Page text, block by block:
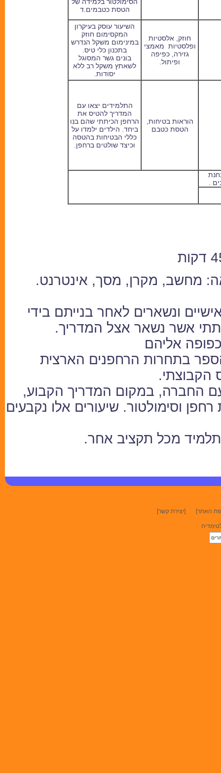
הטסת כטבמים.ד
חוזק, אלסטיות
ופלסטיות מאמצי
גזירה, כפיפה
ופיתול.
השיעור עוסק בעיקרון
המקסימום חוזק
במינימום משקל הנדרש
בתכנון כלי טיס.
בונים גשר המסוגל
לשאתץ משקל רב ללא
יסודות.
הוראות בטיחות,
הטסת כטבם
התלמידים יצאו עם
המדריך להטיס את
הרחפן הכיתתי שהם בנו
ביחד. הילדים ילמדו על
כללי הבטיחות בהטסה
וכיצד שולטים ברחפן.
.
מחשב, מקרן, מסך, אינטרנט.
ונשארים לאחר בנייתם בידי
אשר נשאר אצל המדריך.
אליהם
בתחרות הרחפנים הארצית
הקבוצתי.
החברה, במקום המדריך הקבוע,
וסימולטור. שיעורים אלו נקבעים
תלמיד מכל תקציב אחר.
האתר] [יצירת קשר]